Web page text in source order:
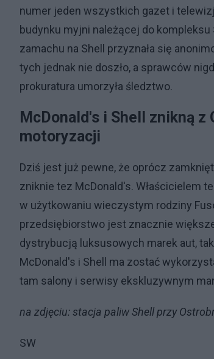
numer jeden wszystkich gazet i
budynku myjni należącej do kompleksu
zamachu na Shell przyznała się
tych jednak nie doszło, a sprawców
prokuratura umorzyła śledztwo.
McDonald's i Shell znikną
motoryzacji
Dziś jest już pewne, że oprócz
zniknie tez McDonald's. Właścicielem
w użytkowaniu wieczystym rodziny
przedsiębiorstwo jest znacznie
dystrybucją luksusowych marek aut,
McDonald's i Shell ma zostać
tam salony i serwisy ekskluzywnym
na zdjęciu: stacja paliw Shell przy
SW